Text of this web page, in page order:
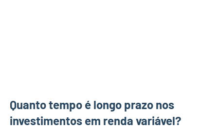
Quanto tempo é longo prazo nos
investimentos em renda variável?